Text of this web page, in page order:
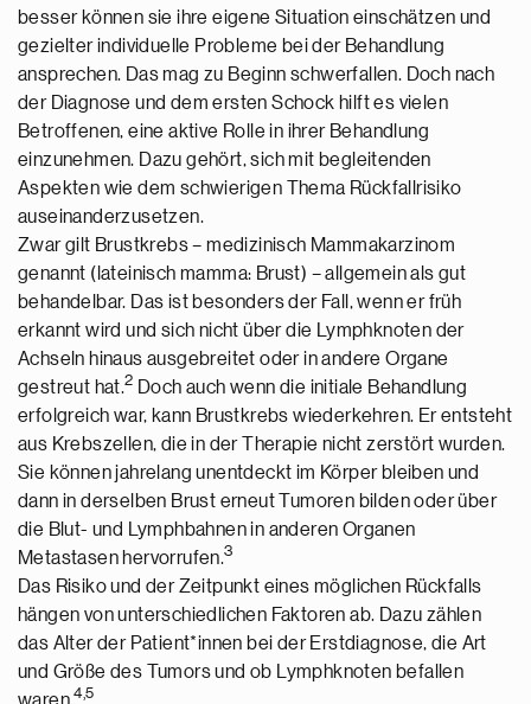
besser können sie ihre eigene Situation einschätzen und
gezielter individuelle Probleme bei der Behandlung
ansprechen. Das mag zu Beginn schwerfallen. Doch nach
der Diagnose und dem ersten Schock hilft es vielen
Betroffenen, eine aktive Rolle in ihrer Behandlung
einzunehmen. Dazu gehört, sich mit begleitenden
Aspekten wie dem schwierigen Thema Rückfallrisiko
auseinanderzusetzen.
Zwar gilt Brustkrebs – medizinisch Mammakarzinom
genannt (lateinisch mamma: Brust) – allgemein als gut
behandelbar. Das ist besonders der Fall, wenn er früh
erkannt wird und sich nicht über die Lymphknoten der
Achseln hinaus ausgebreitet oder in andere Organe
gestreut hat.2 Doch auch wenn die initiale Behandlung
erfolgreich war, kann Brustkrebs wiederkehren. Er entsteht
aus Krebszellen, die in der Therapie nicht zerstört wurden.
Sie können jahrelang unentdeckt im Körper bleiben und
dann in derselben Brust erneut Tumoren bilden oder über
die Blut- und Lymphbahnen in anderen Organen
Metastasen hervorrufen.3
Das Risiko und der Zeitpunkt eines möglichen Rückfalls
hängen von unterschiedlichen Faktoren ab. Dazu zählen
das Alter der Patient*innen bei der Erstdiagnose, die Art
und Größe des Tumors und ob Lymphknoten befallen
waren.4,5